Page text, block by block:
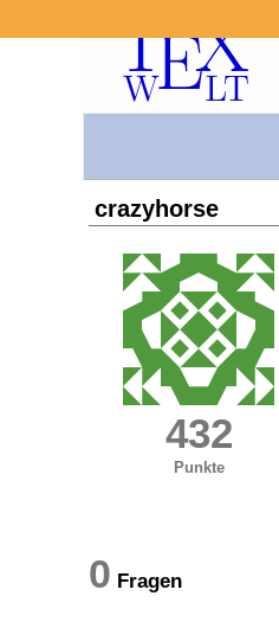
crazyhorse
432
Punkte
0 Fragen